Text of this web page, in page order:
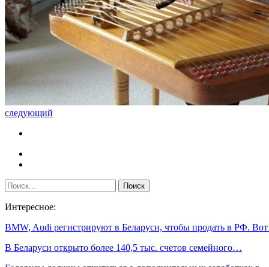
следующий
Интересное:
BMW, Audi регистрируют в Беларуси, чтобы продать в РФ.
В Беларуси открыто более 140,5 тыс. счетов семейного…